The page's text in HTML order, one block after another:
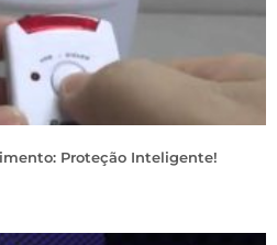
Proteção Inteligente!